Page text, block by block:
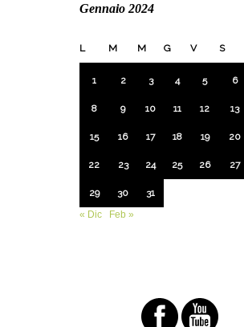
Gennaio 2024
L M M G V S
1 2 3 4 5 6
8 9 10 11 12 13
15 16 17 18 19 20
22 23 24 25 26 27
29 30
31
« Dic
Feb »